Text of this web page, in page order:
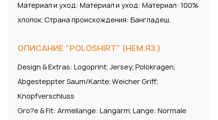
Материал и уход: Материал и уход: Материал: 100%
хлопок; Страна происхождения: Бангладеш.
ОПИСАНИЕ "POLOSHIRT" (НЕМ.ЯЗ.)
Design & Extras: Logoprint; Jersey; Polokragen;
Abgesteppter Saum/Kante; Weicher Griff;
Knopfverschluss
Gro?e & Fit: Armellange: Langarm; Lange: Normale